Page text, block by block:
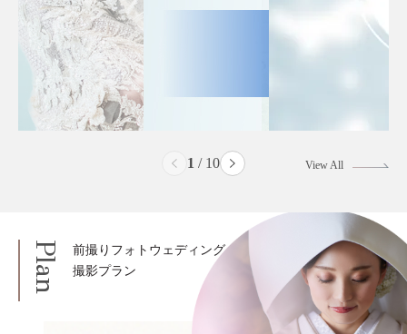
2 / 10 View All
Plan
前撮りフォトウェディング
撮影プラン